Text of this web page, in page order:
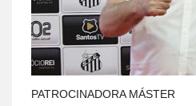
PATROCINADORA MÁSTER